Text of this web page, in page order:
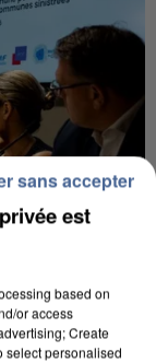
UN ÉLAN
est
based on
or access
Create
select personalised
sans accepter